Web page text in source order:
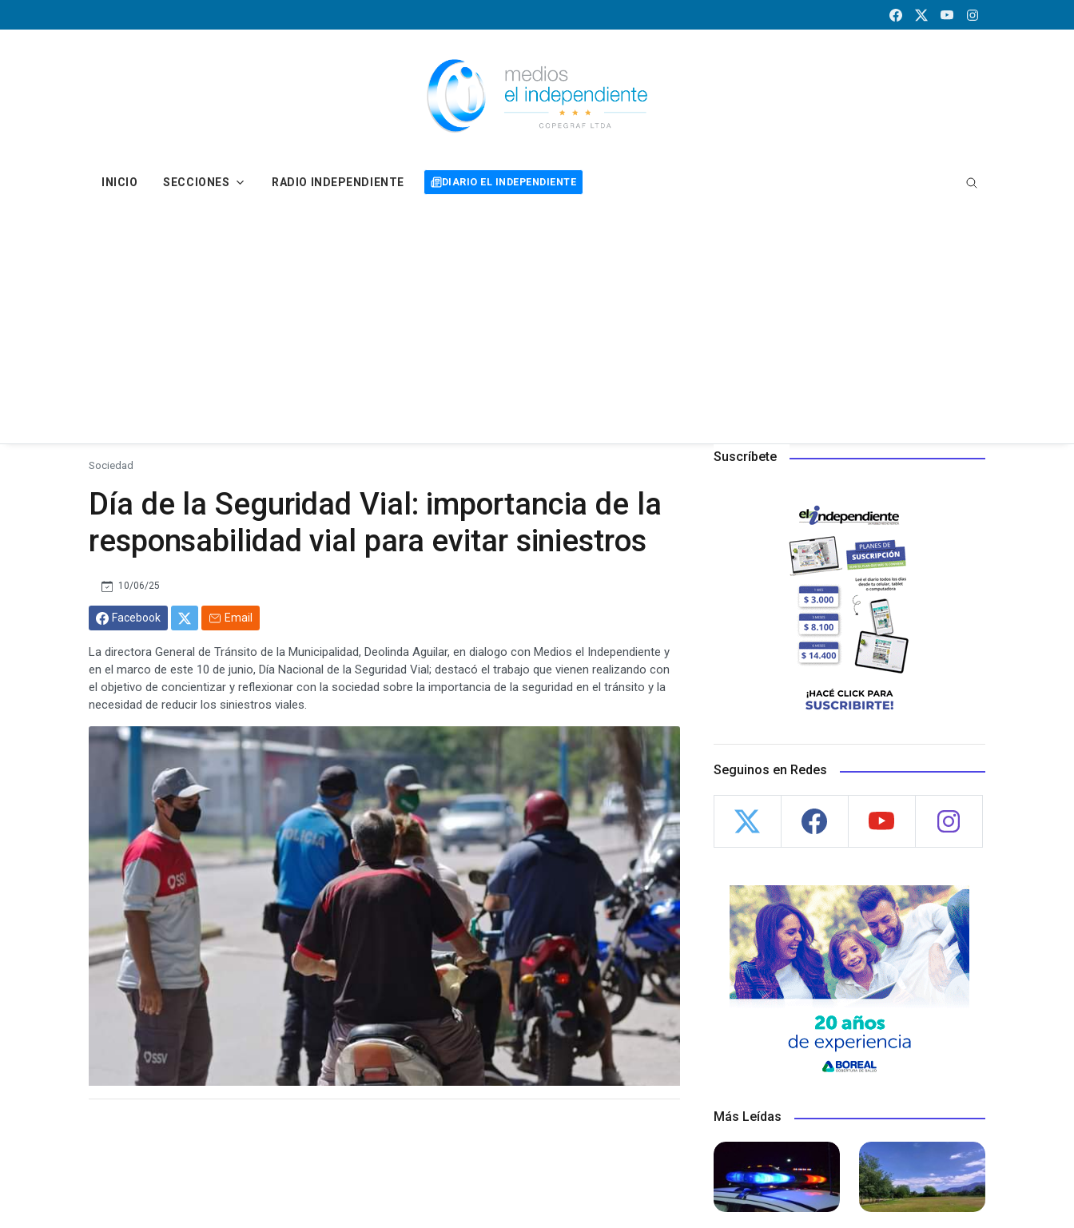
INICIO SECCIONES RADIO INDEPENDIENTE DIARIO EL INDEPENDIENTE
Sociedad
Día de la Seguridad Vial: importancia de la
responsabilidad vial para evitar siniestros
10/06/25
Facebook Email
La directora General de Tránsito de la Municipalidad, Deolinda Aguilar, en dialogo con Medios el Independiente y
en el marco de este 10 de junio, Día Nacional de la Seguridad Vial; destacó el trabajo que vienen realizando con
el objetivo de concientizar y reflexionar con la sociedad sobre la importancia de la seguridad en el tránsito y la
necesidad de reducir los siniestros viales.
Suscríbete
Seguinos en Redes
Más Leídas